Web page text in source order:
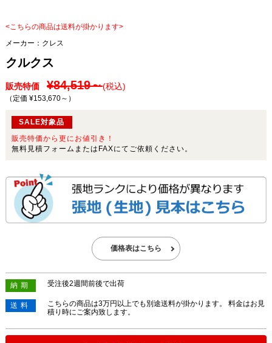
<こちらの商品は送料が掛かります>
メーカー： クレス
クルクス
販売特価 ¥84,519～(税込)
（定価 ¥153,670～ ）
SALE対象品
販売特価から更にお値引き！
無料見積フォームまたはFAXにてご依頼ください。
価格表はこちら
納期 受注後2週間前後で出荷
送料
こちらの商品は3万円以上でも別途送料が掛かります。 料金はお見
積り時にご案内致します。